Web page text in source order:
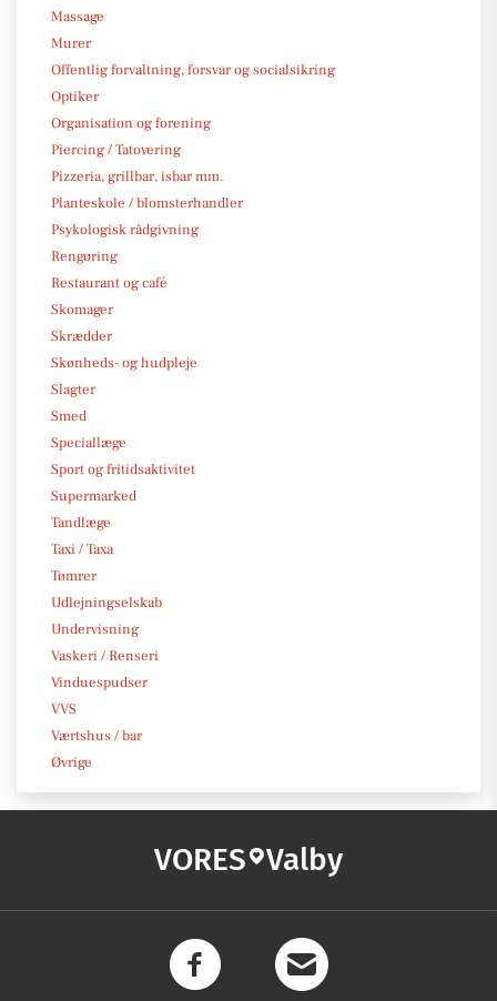
Massage
Murer
Offentlig forvaltning, forsvar og socialsikring
Optiker
Organisation og forening
Piercing / Tatovering
Pizzeria, grillbar, isbar mm.
Planteskole / blomsterhandler
Psykologisk rådgivning
Rengøring
Restaurant og café
Skomager
Skrædder
Skønheds- og hudpleje
Slagter
Smed
Speciallæge
Sport og fritidsaktivitet
Supermarked
Tandlæge
Taxi / Taxa
Tømrer
Udlejningselskab
Undervisning
Vaskeri / Renseri
Vinduespudser
VVS
Værtshus / bar
Øvrige
VORES Valby